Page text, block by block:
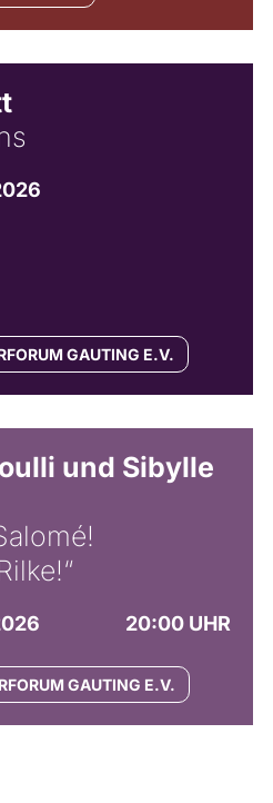
GAUTING E.V.
und Sibylle
20:00 UHR
GAUTING E.V.